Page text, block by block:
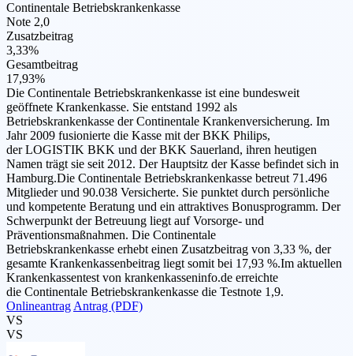
Continentale Betriebskrankenkasse
Note 2,0
Zusatzbeitrag
3,33%
Gesamtbeitrag
17,93%
Die Continentale Betriebskrankenkasse ist eine bundesweit
geöffnete Krankenkasse. Sie entstand 1992 als
Betriebskrankenkasse der Continentale Krankenversicherung. Im
Jahr 2009 fusionierte die Kasse mit der BKK Philips,
der LOGISTIK BKK und der BKK Sauerland, ihren heutigen
Namen trägt sie seit 2012. Der Hauptsitz der Kasse befindet sich in
Hamburg.Die Continentale Betriebskrankenkasse betreut 71.496
Mitglieder und 90.038 Versicherte. Sie punktet durch persönliche
und kompetente Beratung und ein attraktives Bonusprogramm. Der
Schwerpunkt der Betreuung liegt auf Vorsorge- und
Präventionsmaßnahmen. Die Continentale
Betriebskrankenkasse erhebt einen Zusatzbeitrag von 3,33 %, der
gesamte Krankenkassenbeitrag liegt somit bei 17,93 %.Im aktuellen
Krankenkassentest von krankenkasseninfo.de erreichte
die Continentale Betriebskrankenkasse die Testnote 1,9.
Onlineantrag Antrag (PDF)
VS
VS